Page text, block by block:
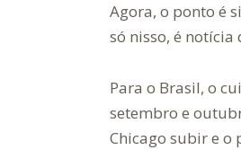
Agora, o ponto é
só nisso, é notícia
Para o Brasil, o
setembro e
Chicago subir e o